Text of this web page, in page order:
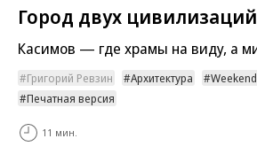
Город двух цивилизаций
Касимов — где храмы на виду, а
Григорий Ревзин Архитектура
Печатная версия
11 мин.